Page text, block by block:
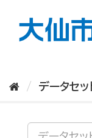
データセッ